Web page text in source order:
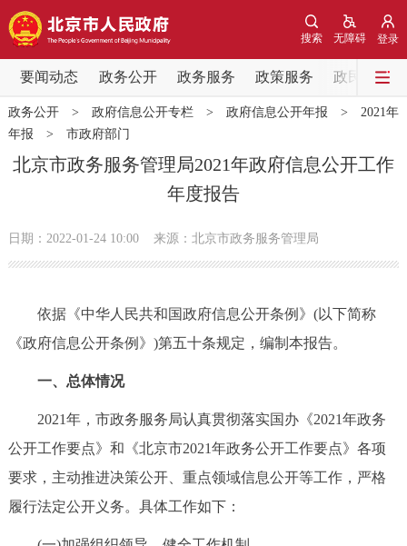
登录
无障碍
搜索
要闻动态 政务公开 政务服务 政策服务 政民互动
要闻动态
党中央精神 国务院信息 中央部委动态
北京要闻 会议信息 部门动态
市领导 机构职能 政策服务
政策兑现
决策公开 专题公开
政务服务
政务公开> 政府信息公开专栏> 政府信息公开年报 > 2021年
年报 > 市政府部门
北京市政务服务管理局2021年政府信息公开工作
年度报告
日期：2022-01-24 10:00 来源：北京市政务服务管理局
依据《中华人民共和国政府信息公开条例》(以下简称
《政府信息公开条例》)第五十条规定，编制本报告。
一、总体情况
2021年，市政务服务局认真贯彻落实国办《2021年政务
公开工作要点》和《北京市2021年政务公开工作要点》各项
要求，主动推进决策公开、重点领域信息公开等工作，严格
履行法定公开义务。具体工作如下：